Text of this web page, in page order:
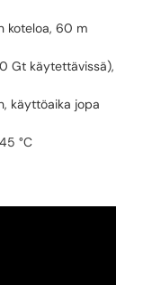
koteloa, 60 m
Gt käytettävissä),
käyttöaika jopa
°C